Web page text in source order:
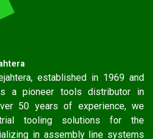
established in 1969 and
a pioneer tools distributor in
50 years of experience, we
tooling solutions for the
in assembly line systems